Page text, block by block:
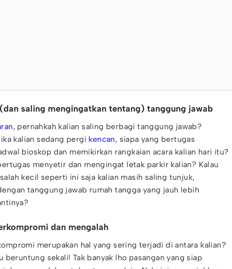
saling mengingatkan tentang) tanggung jawab
, pernahkah kalian saling berbagi tanggung jawab?
kalian sedang pergi kencan, siapa yang bertugas
bioskop dan memikirkan rangkaian acara kalian hari itu?
menyetir dan mengingat letak parkir kalian? Kalau
kecil seperti ini saja kalian masih saling tunjuk,
tanggung jawab rumah tangga yang jauh lebih
dan mengalah
merupakan hal yang sering terjadi di antara kalian?
beruntung sekali! Tak banyak lho pasangan yang siap